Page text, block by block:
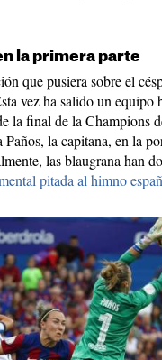
la primera parte
que pusiera sobre el
vez ha salido un equipo
la final de la Champions
Paños, la capitana, en la
las blaugrana han
pitada al himno